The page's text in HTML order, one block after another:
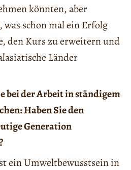
könnten, aber
schon mal ein Erfolg
den Kurs zu erweitern und
Länder
bei der Arbeit in ständigem
Haben Sie den
Generation
ein Umweltbewusstsein in